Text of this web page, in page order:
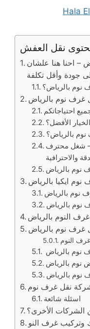
Hala
نقل العفش
– احنا هنا علشان
جودة وأقل تكلفة
نوم بالرياض؟
نوم بالرياض
الأفضل؟
بالرياض؟
– شغل محترف
والاحترافية
نوم بالرياض
ايكيا بالرياض
نوم بالرياض
بالرياض
النوم بالرياض
غرف نوم بالرياض
النوم
نوم بالرياض
نوم بالرياض
نوم بالرياض
نقل غرف نوم
اسئلة شائعة
الشركات الأخرى؟
وتركيب غرف النو